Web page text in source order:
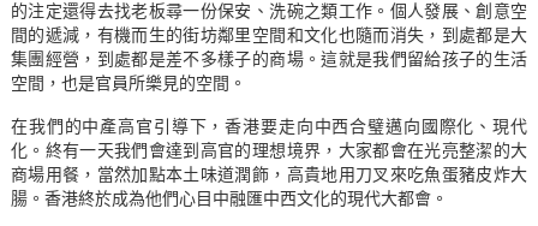
的注定還得去找老板尋一份保安、洗碗之類工作。個人發展、創意空
間的遞減，有機而生的街坊鄰里空間和文化也隨而消失，到處都是大
集團經營，到處都是差不多樣子的商場。這就是我們留給孩子的生活
空間，也是官員所樂見的空間。
在我們的中產高官引導下，香港要走向中西合璧邁向國際化、現代
化。終有一天我們會達到高官的理想境界，大家都會在光亮整潔的大
商場用餐，當然加點本土味道潤飾，高貴地用刀叉來吃魚蛋豬皮炸大
腸。香港終於成為他們心目中融匯中西文化的現代大都會。